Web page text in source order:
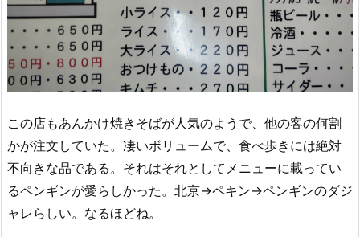
この店もあんかけ焼きそばが人気のようで、他の客の何割
かが注文していた。凄いボリュームで、食べ歩きには絶対
不向きな品である。それはそれとしてメニューに載ってい
るペンギンが愛らしかった。北京→ペキン→ペンギンのダジ
ャレらしい。なるほどね。